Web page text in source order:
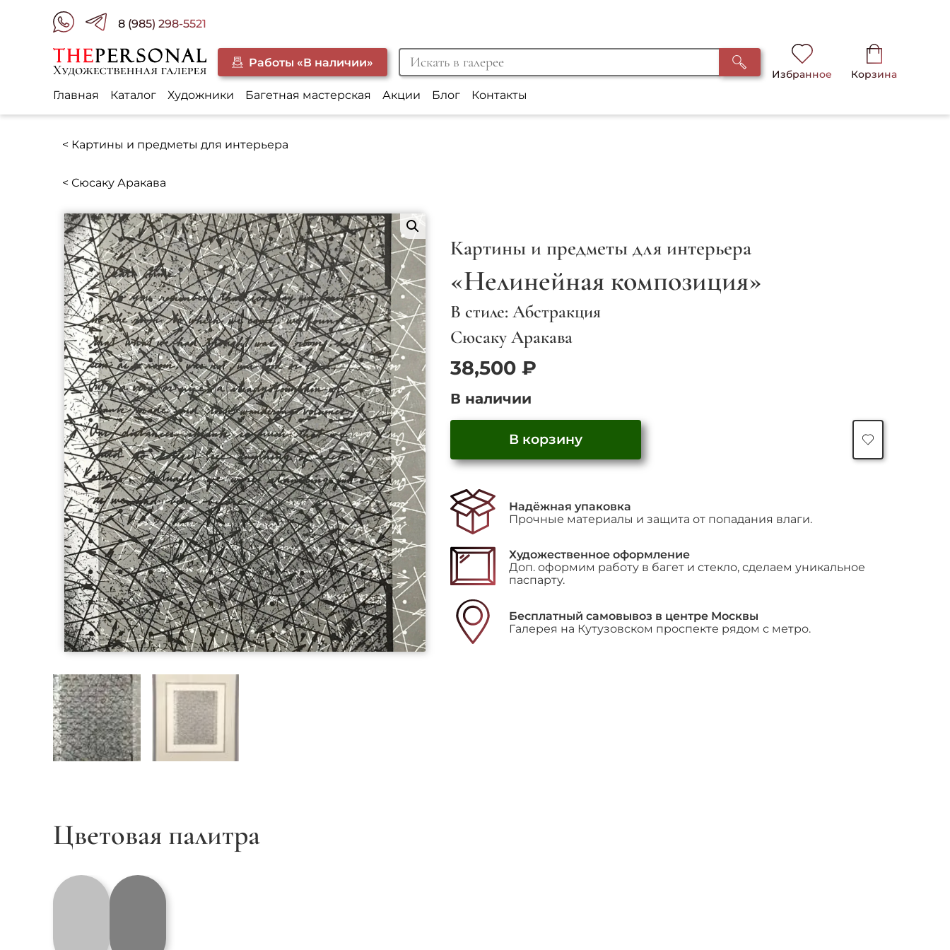
8 (985) 298-5521
Работы «В наличии»
Избранное Корзина
Главная Каталог Художники Багетная мастерская Акции Блог Контакты
< Картины и предметы для интерьера
< Сюсаку Аракава
Картины и предметы для интерьера
«Нелинейная композиция»
В стиле: Абстракция
Сюсаку Аракава
38,500 ₽
В наличии
В корзину
Надёжная упаковка
Прочные материалы и защита от попадания влаги.
Художественное оформление
Доп. оформим работу в багет и стекло, сделаем уникальное
паспарту.
Бесплатный самовывоз в центре Москвы
Галерея на Кутузовском проспекте рядом с метро.
Цветовая палитра